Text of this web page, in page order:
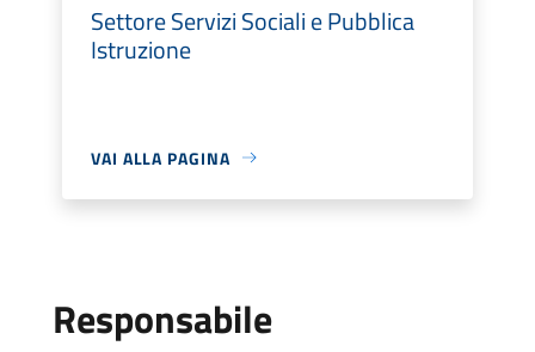
Settore Servizi Sociali e Pubblica
Istruzione
VAI ALLA PAGINA
Responsabile